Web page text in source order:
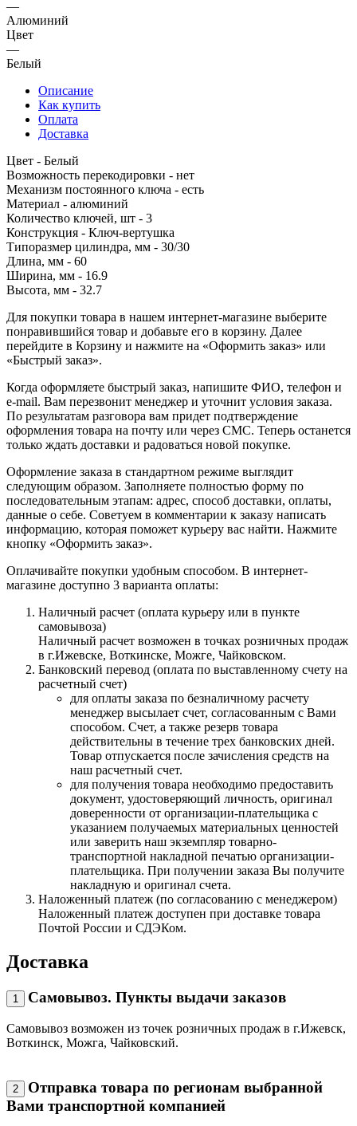
—
Алюминий
Цвет
—
Белый
Описание
Как купить
Оплата
Доставка
Цвет - Белый
Возможность перекодировки - нет
Механизм постоянного ключа - есть
Материал - алюминий
Количество ключей, шт - 3
Конструкция - Ключ-вертушка
Типоразмер цилиндра, мм - 30/30
Длина, мм - 60
Ширина, мм - 16.9
Высота, мм - 32.7
Для покупки товара в нашем интернет-магазине выберите
понравившийся товар и добавьте его в корзину. Далее
перейдите в Корзину и нажмите на «Оформить заказ» или
«Быстрый заказ».
Когда оформляете быстрый заказ, напишите ФИО, телефон и
e-mail. Вам перезвонит менеджер и уточнит условия заказа.
По результатам разговора вам придет подтверждение
оформления товара на почту или через СМС. Теперь останется
только ждать доставки и радоваться новой покупке.
Оформление заказа в стандартном режиме выглядит
следующим образом. Заполняете полностью форму по
последовательным этапам: адрес, способ доставки, оплаты,
данные о себе. Советуем в комментарии к заказу написать
информацию, которая поможет курьеру вас найти. Нажмите
кнопку «Оформить заказ».
Оплачивайте покупки удобным способом. В интернет-
магазине доступно 3 варианта оплаты:
Наличный расчет (оплата курьеру или в пункте
самовывоза)
Наличный расчет возможен в точках розничных продаж
в г.Ижевске, Воткинске, Можге, Чайковском.
Банковский перевод (оплата по выставленному счету на
расчетный счет)
для оплаты заказа по безналичному расчету
менеджер высылает счет, согласованным с Вами
способом. Счет, а также резерв товара
действительны в течение трех банковских дней.
Товар отпускается после зачисления средств на
наш расчетный счет.
для получения товара необходимо предоставить
документ, удостоверяющий личность, оригинал
доверенности от организации-плательщика с
указанием получаемых материальных ценностей
или заверить наш экземпляр товарно-
транспортной накладной печатью организации-
плательщика. При получении заказа Вы получите
накладную и оригинал счета.
Наложенный платеж (по согласованию с менеджером)
Наложенный платеж доступен при доставке товара
Почтой России и СДЭКом.
Доставка
1 Самовывоз. Пункты выдачи заказов
Самовывоз возможен из точек розничных продаж в г.Ижевск,
Воткинск, Можга, Чайковский.
2
Отправка товара по регионам выбранной
Вами транспортной компанией